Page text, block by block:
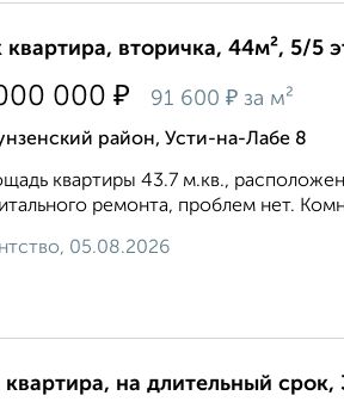
квартира, вторичка, 44м², 5/5
000 ₽ 91 600 ₽ за м²
район, Усти-на-Лабе 8
квартиры 43.7 м.кв.,
ремонта, проблем нет.
05.08.2026
квартира, на длительный